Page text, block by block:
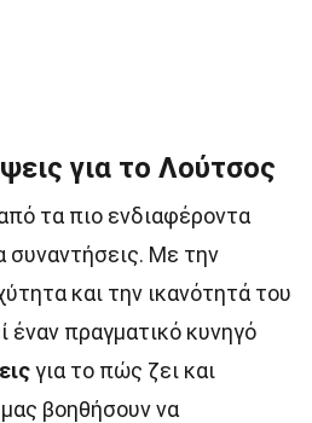
για το Λούτσος
τα πιο ενδιαφέροντα
συναντήσεις. Με την
και την ικανότητά του
έναν πραγματικό κυνηγό
για το πώς ζει και
βοηθήσουν να